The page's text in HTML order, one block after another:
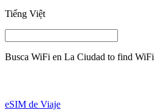
Tiếng Việt
Busca WiFi en La Ciudad to find WiFi
eSIM de Viaje